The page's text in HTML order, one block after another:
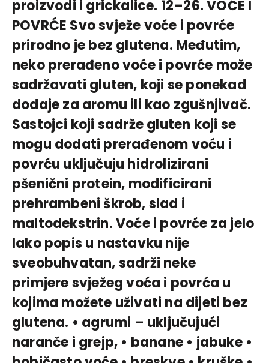
proizvodi i grickalice. 12–26. VOĆE I
POVRĆE Svo svježe voće i povrće
prirodno je bez glutena. Međutim,
neko prerađeno voće i povrće može
sadržavati gluten, koji se ponekad
dodaje za aromu ili kao zgušnjivač.
Sastojci koji sadrže gluten koji se
mogu dodati prerađenom voću i
povrću uključuju hidrolizirani
pšenični protein, modificirani
prehrambeni škrob, slad i
maltodekstrin. Voće i povrće za jelo
Iako popis u nastavku nije
sveobuhvatan, sadrži neke
primjere svježeg voća i povrća u
kojima možete uživati na dijeti bez
glutena. • agrumi – uključujući
naranče i grejp, • banane • jabuke •